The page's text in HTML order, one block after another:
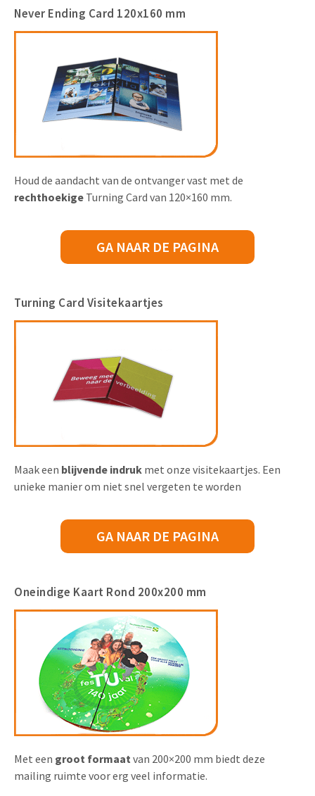
Never Ending Card 120x160 mm
Houd de aandacht van de ontvanger vast met de
rechthoekige Turning Card van 120×160 mm.
GA NAAR DE PAGINA
Turning Card Visitekaartjes
Maak een blijvende indruk met onze visitekaartjes. Een
unieke manier om niet snel vergeten te worden
GA NAAR DE PAGINA
Oneindige Kaart Rond 200x200 mm
Met een groot formaat van 200×200 mm biedt deze
mailing ruimte voor erg veel informatie.